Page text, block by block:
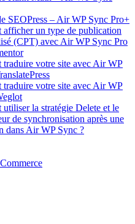
SEOPress – Air WP Sync Pro+
afficher un type de publication
(CPT) avec Air WP Sync Pro
traduire votre site avec Air WP
traduire votre site avec Air WP
utiliser la stratégie Delete et le
de synchronisation après une
dans Air WP Sync ?